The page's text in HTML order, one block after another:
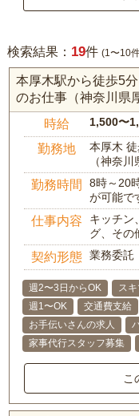
検索結果： 19件 (1〜10
本厚木駅から徒歩5
のお仕事（神奈川県
時給 1,500〜
勤務地
本厚木
（神奈川
勤務時間
8時～20
が可能で
仕事内容
キッチン
グ、その
契約形態 業務委託
週2〜3日からOK ス
週1〜OK
交通費支給
お手伝いさんの求人
家事代行スタッフ募集
こ